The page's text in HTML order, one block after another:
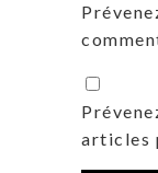
articles